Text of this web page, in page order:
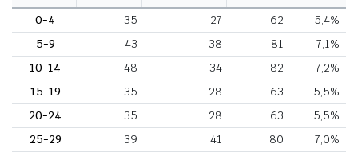
0-4
35 27 62
5,4%
5-9
43 38 81
7,1%
10-14
48 34 82
7,2%
15-19
35 28 63
5,5%
20-24
35 28 63
5,5%
25-29
39 41 80
7,0%